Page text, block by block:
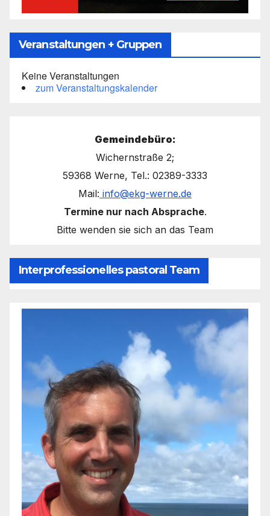
Veranstaltungen + Gruppen
Keine Veranstaltungen
zum Veranstaltungskalender
Gemeindebüro:
Wichernstraße 2;
59368 Werne, Tel.: 02389-3333
Mail: info@ekg-werne.de
Termine nur nach Absprache.
Bitte wenden sie sich an das Team
Interprofessionelles pastoral Team